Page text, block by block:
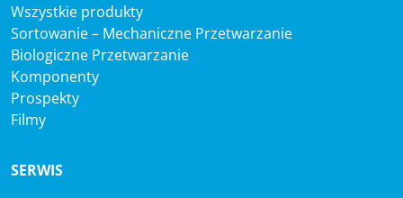
Wszystkie produkty
Sortowanie – Mechaniczne Przetwarzanie
Biologiczne Przetwarzanie
Komponenty
Prospekty
Filmy
SERWIS